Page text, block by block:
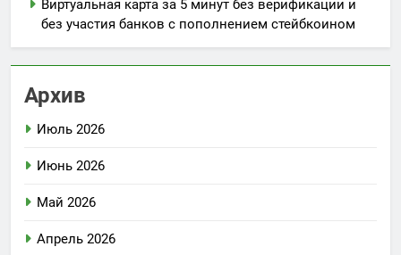
Виртуальная карта за 5 минут без верификации и
без участия банков с пополнением стейбкоином
Архив
Июль 2026
Июнь 2026
Май 2026
Апрель 2026